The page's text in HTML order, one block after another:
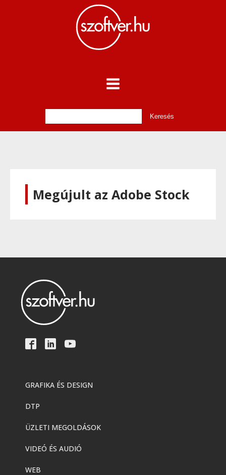
Megújult az Adobe Stock
GRAFIKA ÉS DESIGN
DTP
ÜZLETI MEGOLDÁSOK
VIDEÓ ÉS AUDIÓ
WEB